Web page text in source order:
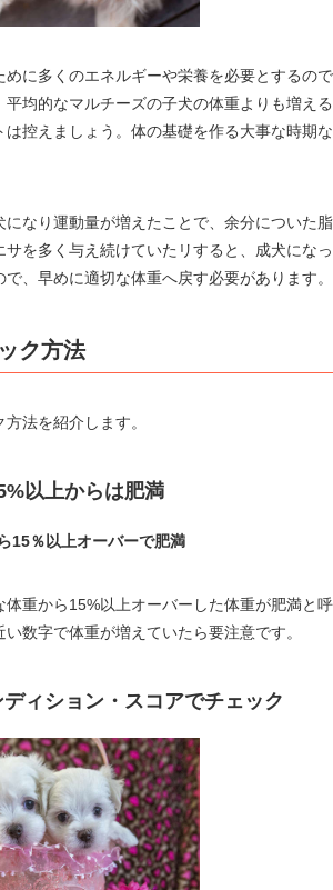
に多くのエネルギーや栄養を必要とするの
平均的なマルチーズの子犬の体重よりも増え
は控えましょう。体の基礎を作る大事な時期
になり運動量が増えたことで、余分についた
サを多く与え続けていたリすると、成犬にな
、早めに適切な体重へ戻す必要があります。
ク方法
法を紹介します。
以上からは肥満
15％以上オーバーで肥満
体重から15%以上オーバーした体重が肥満と
数字で体重が増えていたら要注意です。
ィション・スコアでチェック